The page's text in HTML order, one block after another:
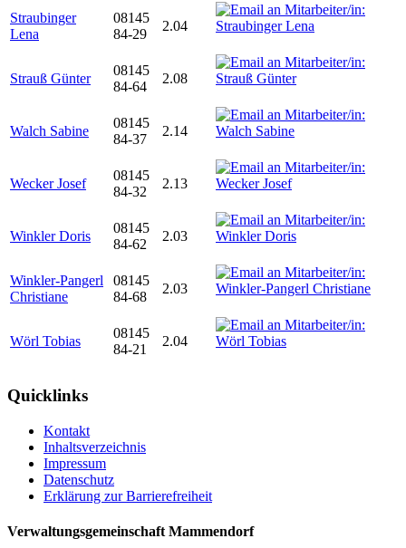
Straubinger
Lena
08145
84-29
2.04
Strauß Günter
08145
84-64
2.08
Walch Sabine
08145
84-37
2.14
Wecker Josef
08145
84-32
2.13
Winkler Doris
08145
84-62
2.03
Winkler-Pangerl
Christiane
08145
84-68
2.03
Wörl Tobias
08145
84-21
2.04
Quicklinks
Kontakt
Inhaltsverzeichnis
Impressum
Datenschutz
Erklärung zur Barrierefreiheit
Verwaltungsgemeinschaft Mammendorf